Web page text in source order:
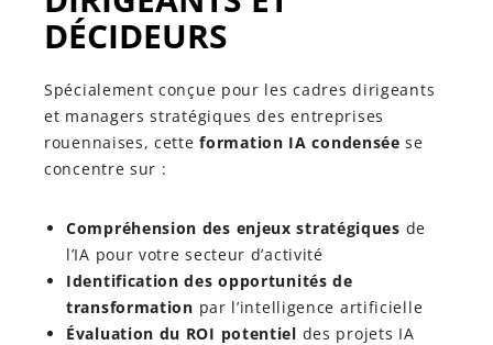
DÉCIDEURS
Spécialement conçue pour les cadres dirigeants
et managers stratégiques des entreprises
rouennaises, cetteformation IA condensée se
concentre sur :
Compréhension des enjeux stratégiques de
l’IA pour votre secteur d’activité
Identification des opportunités de
transformation par l’intelligence artificielle
Évaluation du ROI potentiel des projets IA